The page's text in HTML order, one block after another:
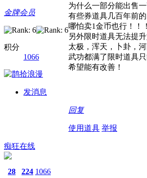
金牌会员
积分
1066
发消息
为什么一部分能出售
有些券道具几百年前
哪怕卖1金币也行！！！
另外限时道具无法提
太极，浑天，卜卦，
武功都满了限时道具
希望能有改善！
回复
使用道具 举报
痴狂在线
28 224 1066